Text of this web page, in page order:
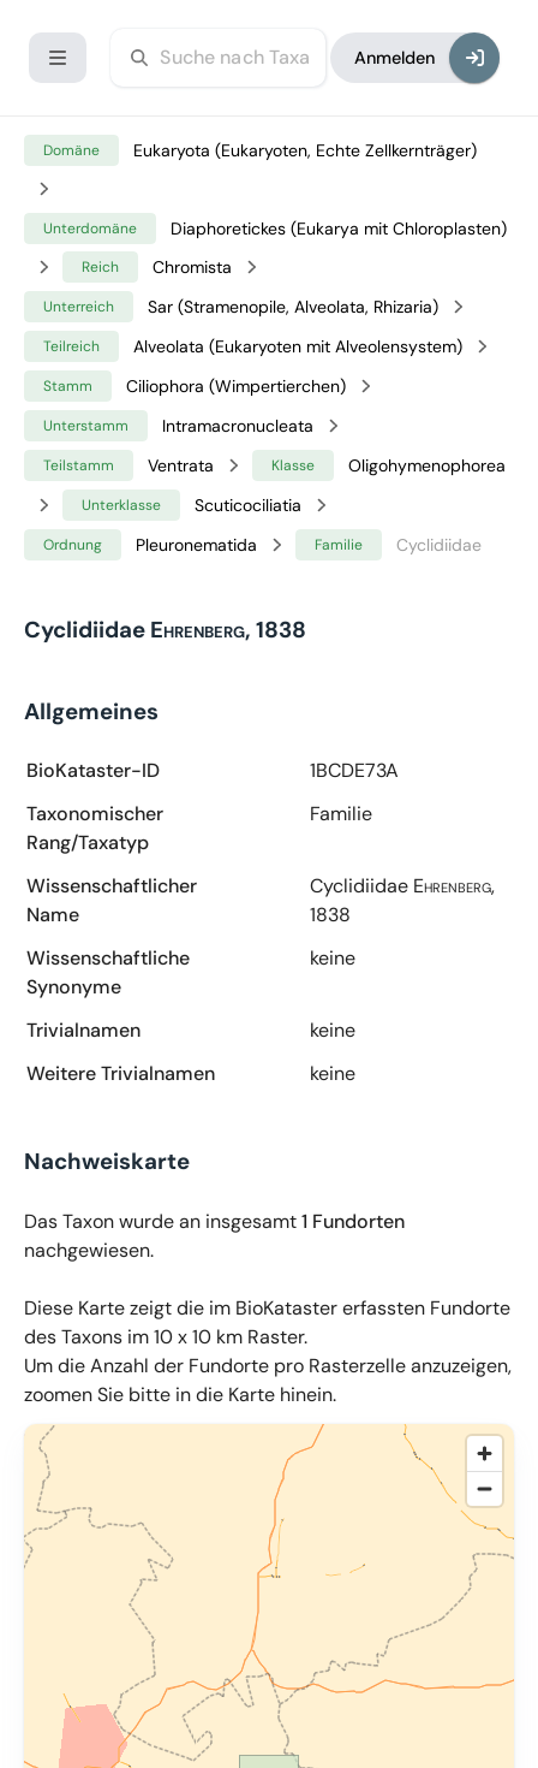
Anmelden
Domäne Eukaryota (Eukaryoten, Echte Zellkernträger)
Unterdomäne Diaphoretickes (Eukarya mit Chloroplasten)
Reich Chromista
Unterreich Sar (Stramenopile, Alveolata, Rhizaria)
Teilreich Alveolata (Eukaryoten mit Alveolensystem)
Stamm Ciliophora (Wimpertierchen)
Unterstamm Intramacronucleata
Teilstamm Ventrata Klasse Oligohymenophorea
Unterklasse Scuticociliatia
Ordnung Pleuronematida Familie Cyclidiidae
Cyclidiidae Ehrenberg, 1838
Allgemeines
BioKataster-ID
1BCDE73A
Taxonomischer
Rang/Taxatyp
Familie
Wissenschaftlicher
Name
Cyclidiidae Ehrenberg,
1838
Wissenschaftliche
Synonyme
keine
Trivialnamen
keine
Weitere Trivialnamen
keine
Nachweiskarte
Das Taxon wurde an insgesamt1 Fundorten
nachgewiesen.
Diese Karte zeigt die im BioKataster erfassten Fundorte
des Taxons im 10 x 10 km Raster.
Um die Anzahl der Fundorte pro Rasterzelle anzuzeigen,
zoomen Sie bitte in die Karte hinein.
© OpenMapTiles 34u GmbH